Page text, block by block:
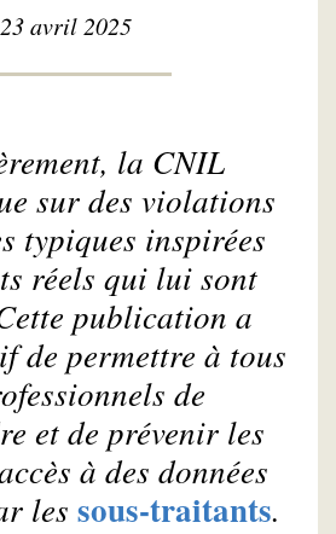
23 avril 2025
la CNIL
sur des violations
typiques inspirées
réels qui lui sont
publication a
de permettre à tous
de
et de prévenir les
à des données
les sous-traitants.